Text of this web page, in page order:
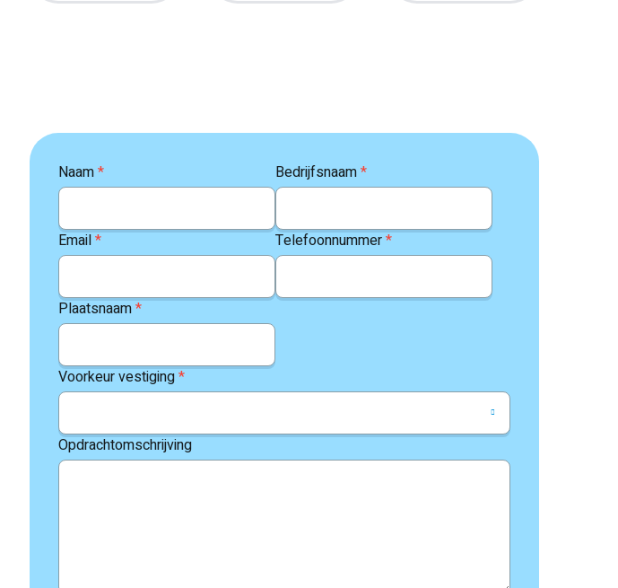
Naam* Bedrijfsnaam*
Email* Telefoonnummer*
Plaatsnaam*
Voorkeur vestiging*
Opdrachtomschrijving